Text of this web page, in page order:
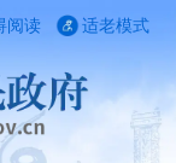
适老模式
阅读